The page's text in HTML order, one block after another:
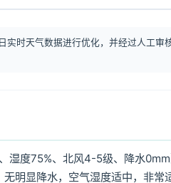
实时天气数据进行优化，并经过人工审
度75%、北风4-5级、降水0mm
明显降水，空气湿度适中，非